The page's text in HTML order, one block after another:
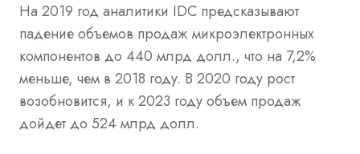
На 2019 год аналитики IDC предсказывают
падение объемов продаж микроэлектронных
компонентов до 440 млрд долл., что на 7,2%
меньше, чем в 2018 году. В 2020 году рост
возобновится, и к 2023 году объем продаж
дойдет до 524 млрд долл.